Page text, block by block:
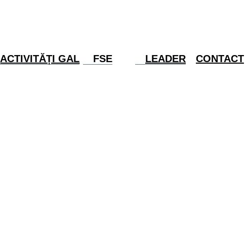
ACTIVITĂȚI GAL FSE LEADER CONTACT